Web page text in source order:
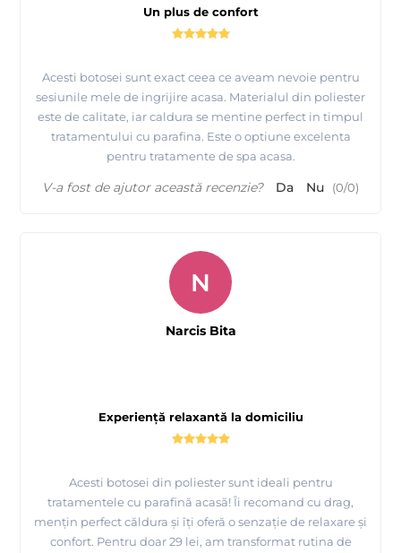
Un plus de confort
Acesti botosei sunt exact ceea ce aveam nevoie pentru
sesiunile mele de ingrijire acasa. Materialul din poliester
este de calitate, iar caldura se mentine perfect in timpul
tratamentului cu parafina. Este o optiune excelenta
pentru tratamente de spa acasa.
V-a fost de ajutor această recenzie? Da Nu (0/0)
Experiență relaxantă la domiciliu
Acesti botosei din poliester sunt ideali pentru
tratamentele cu parafină acasă! Îi recomand cu drag,
mențin perfect căldura și îți oferă o senzație de relaxare și
confort. Pentru doar 29 lei, am transformat rutina de
N
Narcis Bita